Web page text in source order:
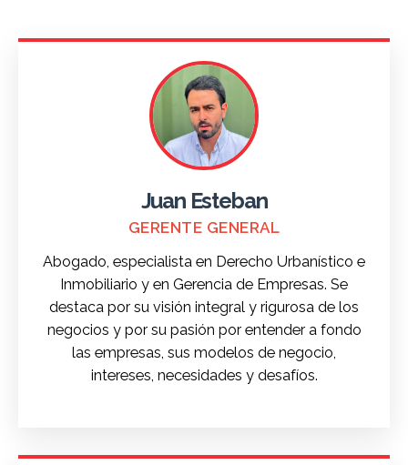
Juan Esteban
GERENTE GENERAL
Abogado, especialista en Derecho Urbanístico e
Inmobiliario y en Gerencia de Empresas. Se
destaca por su visión integral y rigurosa de los
negocios y por su pasión por entender a fondo
las empresas, sus modelos de negocio,
intereses, necesidades y desafíos.